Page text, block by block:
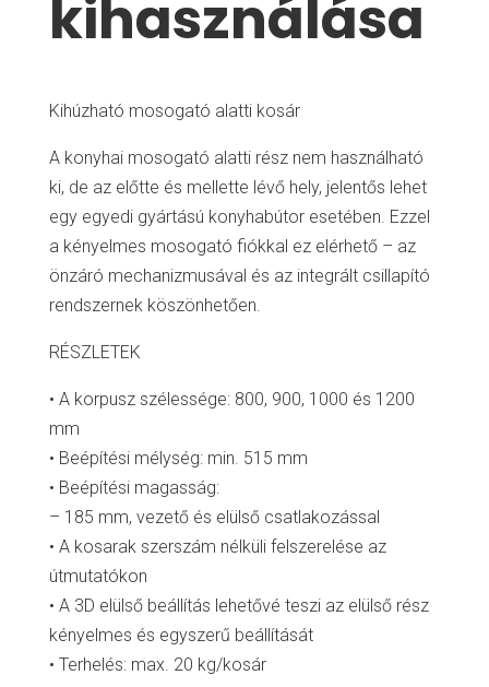
kihasználása
Kihúzható mosogató alatti kosár
A konyhai mosogató alatti rész nem használható
ki, de az előtte és mellette lévő hely, jelentős lehet
egy egyedi gyártású konyhabútor esetében. Ezzel
a kényelmes mosogató fiókkal ez elérhető – az
önzáró mechanizmusával és az integrált csillapító
rendszernek köszönhetően.
RÉSZLETEK
• A korpusz szélessége: 800, 900, 1000 és 1200
mm
• Beépítési mélység: min. 515 mm
• Beépítési magasság:
– 185 mm, vezető és elülső csatlakozással
• A kosarak szerszám nélküli felszerelése az
útmutatókon
• A 3D elülső beállítás lehetővé teszi az elülső rész
kényelmes és egyszerű beállítását
• Terhelés: max. 20 kg/kosár